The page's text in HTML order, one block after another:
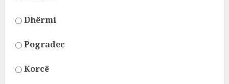
Dhërmi
Pogradec
Korcë